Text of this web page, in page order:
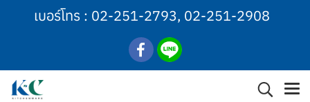
เบอร์โทร : 02-251-2793, 02-251-2908